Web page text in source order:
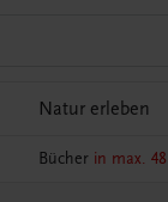
Natur erleben
Bücher in max.